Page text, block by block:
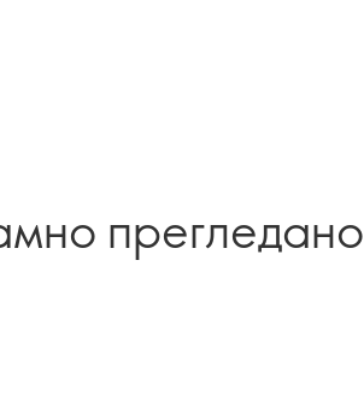
прегледано